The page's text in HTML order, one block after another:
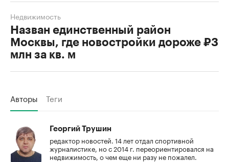
Назван единственный район
Москвы, где новостройки дороже ₽3
млн за кв. м
Недвижимость
Авторы Теги
Георгий Трушин
редактор новостей. 14 лет отдал спортивной
журналистике, но с 2014 г. переориентировался на
недвижимость, о чем еще ни разу не пожалел.